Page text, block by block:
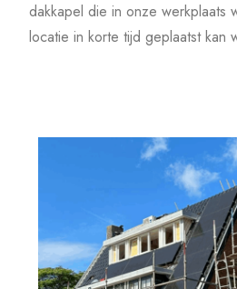
dakkapel die in onze werkplaats
locatie in korte tijd geplaatst kan